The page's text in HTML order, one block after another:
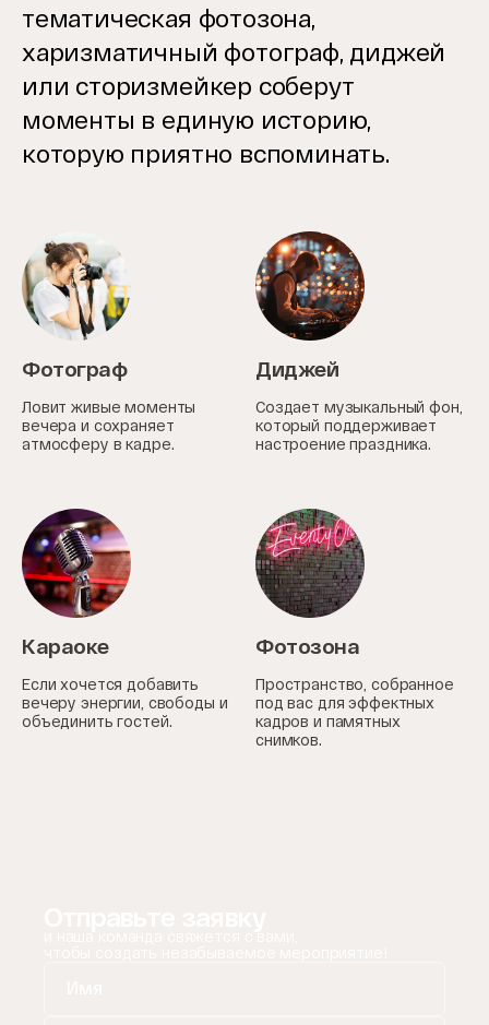
тематическая фотозона,
харизматичный фотограф, диджей
или сторизмейкер соберут
моменты в единую историю,
которую приятно вспоминать.
Фотограф
Ловит живые моменты
вечера и сохраняет
атмосферу в кадре.
Диджей
Создает музыкальный фон,
который поддерживает
настроение праздника.
Караоке
Если хочется добавить
вечеру энергии, свободы и
объединить гостей.
Фотозона
Пространство, собранное
под вас для эффектных
кадров и памятных
снимков.